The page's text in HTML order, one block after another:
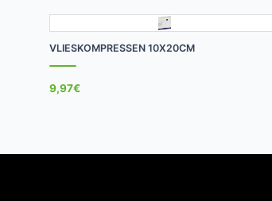
VLIESKOMPRESSEN 10X20CM
9,97€